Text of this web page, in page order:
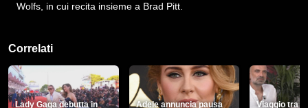
Wolfs, in cui recita insieme a Brad Pitt.
Correlati
Lady Gaga debutta in Adele annuncia pausa Viaggio tra